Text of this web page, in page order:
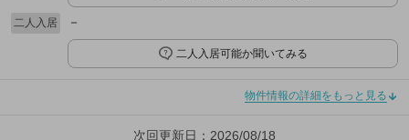
二人入居 －
二人入居可能か聞いてみる
物件情報の詳細をもっと見る
次回更新日：2026/08/18